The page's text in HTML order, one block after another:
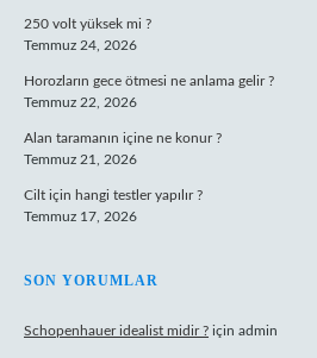
250 volt yüksek mi ?
Temmuz 24, 2026
Horozların gece ötmesi ne anlama gelir ?
Temmuz 22, 2026
Alan taramanın içine ne konur ?
Temmuz 21, 2026
Cilt için hangi testler yapılır ?
Temmuz 17, 2026
SON YORUMLAR
Schopenhauer idealist midir ? için admin